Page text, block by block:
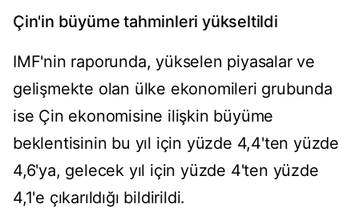
Çin'in büyüme tahminleri yükseltildi
IMF'nin raporunda, yükselen piyasalar ve
gelişmekte olan ülke ekonomileri grubunda
ise Çin ekonomisine ilişkin büyüme
beklentisinin bu yıl için yüzde 4,4'ten yüzde
4,6'ya, gelecek yıl için yüzde 4'ten yüzde
4,1'e çıkarıldığı bildirildi.